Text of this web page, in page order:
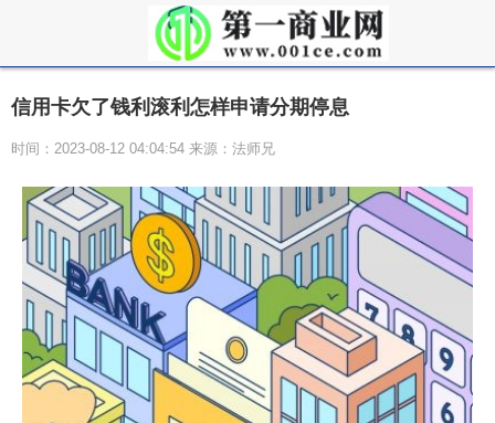
信用卡欠了钱利滚利怎样申请分期停息
时间：2023-08-12 04:04:54 来源：法师兄